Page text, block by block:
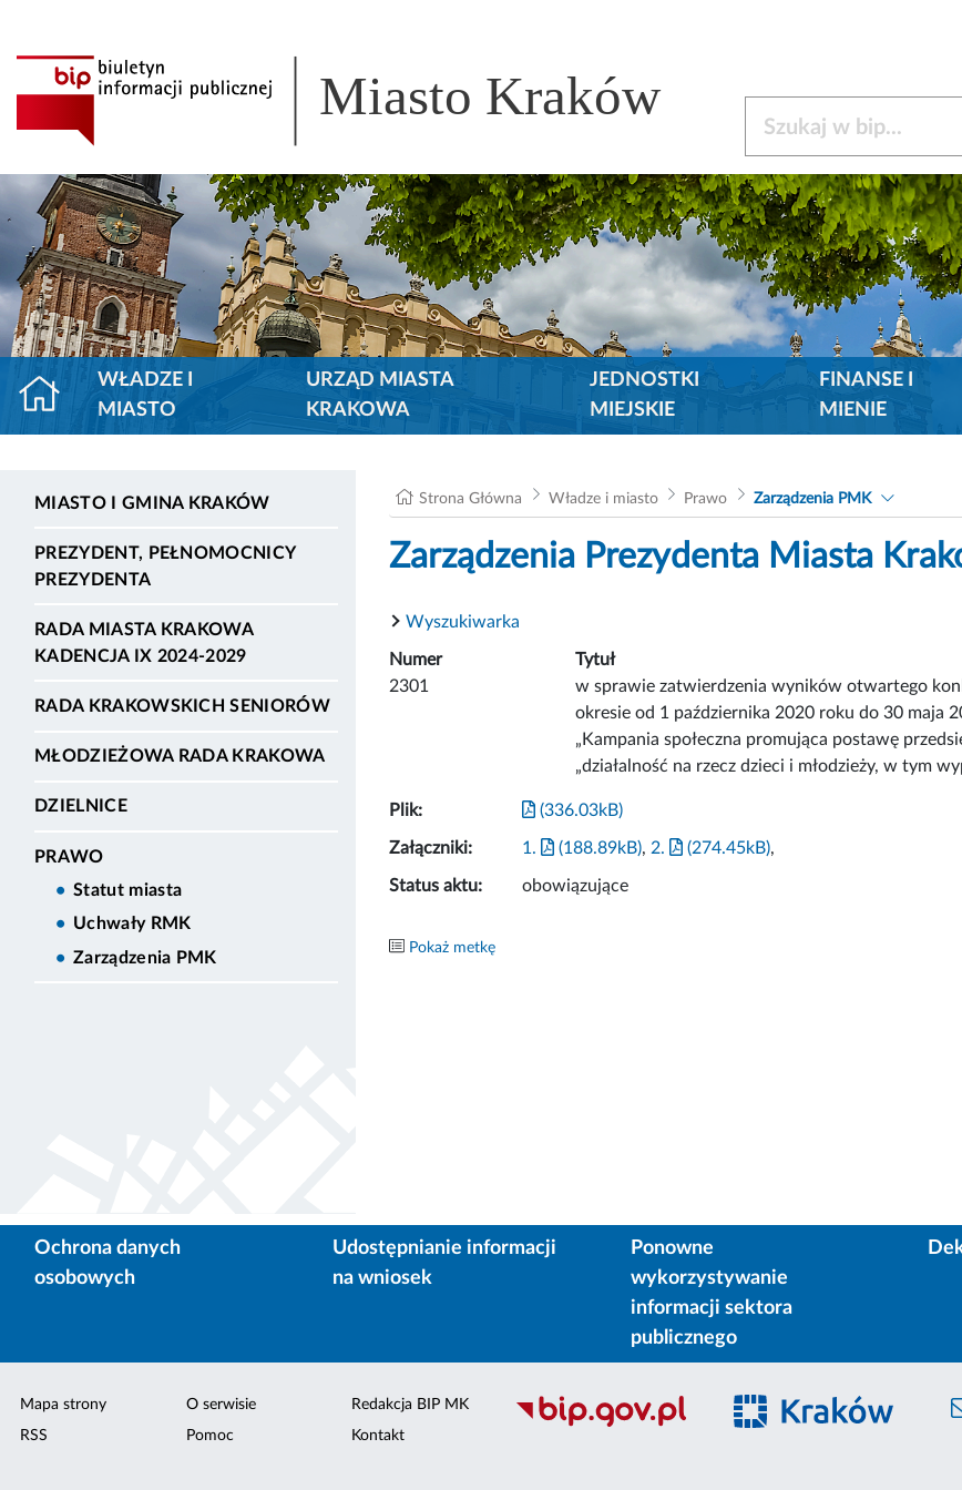
Miasto Kraków
WŁADZE I
MIASTO
URZĄD MIASTA
KRAKOWA
JEDNOSTKI
MIEJSKIE
FINANSE I
MIENIE
MIASTO I GMINA KRAKÓW
PREZYDENT, PEŁNOMOCNICY
PREZYDENTA
RADA MIASTA KRAKOWA
KADENCJA IX 2024-2029
RADA KRAKOWSKICH SENIORÓW
MŁODZIEŻOWA RADA KRAKOWA
DZIELNICE
PRAWO
Statut miasta
Uchwały RMK
Zarządzenia PMK
Strona Główna Władze i miasto Prawo Zarządzenia PMK
Zarządzenia Prezydenta Miasta
Wyszukiwarka
Numer Tytuł
2301
w sprawie zatwierdzenia wyników otwartego
okresie od 1 października 2020 roku do 30 maja
„Kampania społeczna promująca postawę
„działalność na rzecz dzieci i młodzieży, w tym
Plik: (336.03kB)
Załączniki: 1. (188.89kB), 2. (274.45kB),
Status aktu: obowiązujące
Pokaż metkę
Ochrona danych
osobowych
Udostępnianie informacji
na wniosek
Ponowne
wykorzystywanie
informacji sektora
publicznego
Mapa strony
RSS
O serwisie
Pomoc
Redakcja BIP MK
Kontakt